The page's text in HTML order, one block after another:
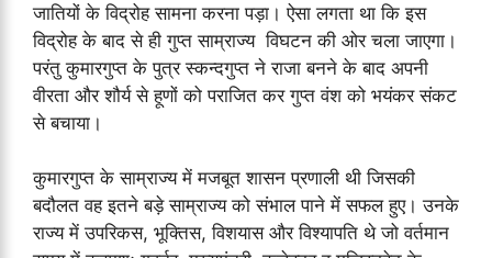
जातियों के विद्रोह सामना करना पड़ा। ऐसा लगता था कि इस
विद्रोह के बाद से ही गुप्त साम्राज्य विघटन की ओर चला जाएगा।
परंतु कुमारगुप्त के पुत्र स्कन्दगुप्त ने राजा बनने के बाद अपनी
वीरता और शौर्य से हूणों को पराजित कर गुप्त वंश को भयंकर संकट
से बचाया।
कुमारगुप्त के साम्राज्य में मजबूत शासन प्रणाली थी जिसकी
बदौलत वह इतने बड़े साम्राज्य को संभाल पाने में सफल हुए। उनके
राज्य में उपरिकस, भूक्तिस, विशयास और विश्यापति थे जो वर्तमान